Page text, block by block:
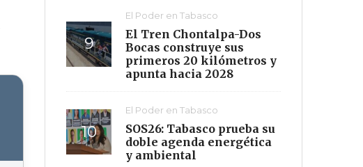
El Poder en Tabasco
El Tren Chontalpa-Dos
Bocas construye sus
primeros 20 kilómetros y
apunta hacia 2028
El Poder en Tabasco
SOS26: Tabasco prueba su
doble agenda energética
y ambiental